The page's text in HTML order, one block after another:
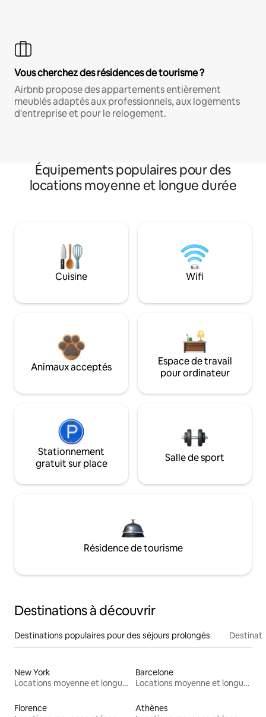
Vous cherchez des résidences de tourisme ?
Airbnb propose des appartements entièrement
meublés adaptés aux professionnels, aux logements
d'entreprise et pour le relogement.
Équipements populaires pour des
locations moyenne et longue durée
Cuisine Wifi
Animaux acceptés
Espace de travail
pour ordinateur
Stationnement
gratuit sur place
Salle de sport
Résidence de tourisme
Destinations à découvrir
Destinations populaires pour des séjours prolongés
New York
Locations moyenne et longue durée
Barcelone
Locations moyenne et longue durée
Florence
Athènes